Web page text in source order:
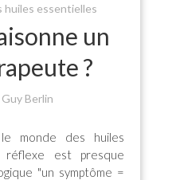
huiles essentielles
un
?
Guy Berlin
monde des huiles
réflexe est presque
"un symptôme =